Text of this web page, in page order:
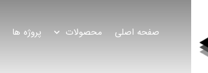
صفحه اصلی محصولات پروژه ها